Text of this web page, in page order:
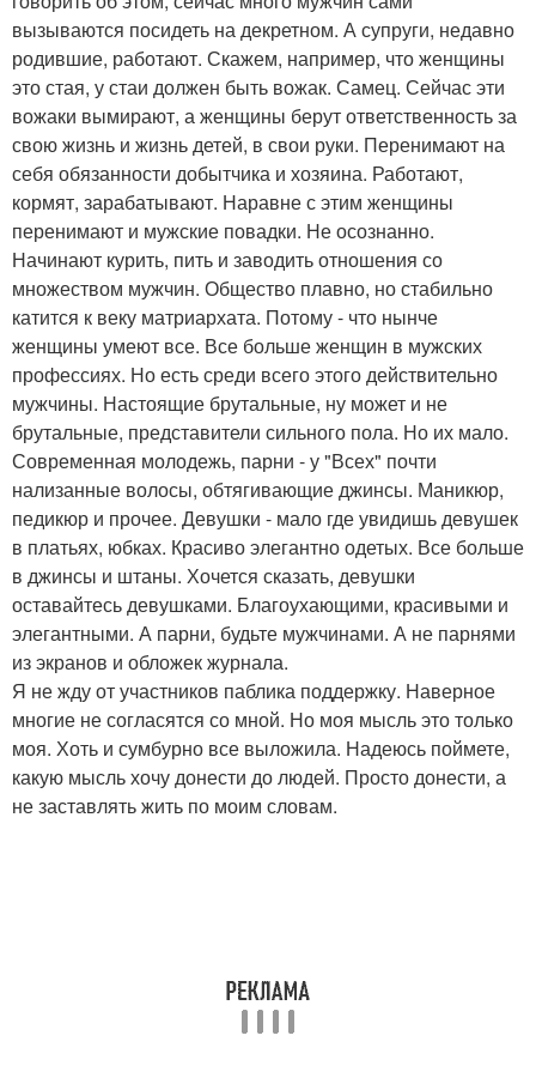
вызываются посидеть на декретном. А супруги, недавно
родившие, работают. Скажем, например, что женщины
это стая, у стаи должен быть вожак. Самец. Сейчас эти
вожаки вымирают, а женщины берут ответственность за
свою жизнь и жизнь детей, в свои руки. Перенимают на
себя обязанности добытчика и хозяина. Работают,
кормят, зарабатывают. Наравне с этим женщины
перенимают и мужские повадки. Не осознанно.
Начинают курить, пить и заводить отношения со
множеством мужчин. Общество плавно, но стабильно
катится к веку матриархата. Потому - что нынче
женщины умеют все. Все больше женщин в мужских
профессиях. Но есть среди всего этого действительно
мужчины. Настоящие брутальные, ну может и не
брутальные, представители сильного пола. Но их мало.
Современная молодежь, парни - у "Всех" почти
нализанные волосы, обтягивающие джинсы. Маникюр,
педикюр и прочее. Девушки - мало где увидишь девушек
в платьях, юбках. Красиво элегантно одетых. Все больше
в джинсы и штаны. Хочется сказать, девушки
оставайтесь девушками. Благоухающими, красивыми и
элегантными. А парни, будьте мужчинами. А не парнями
из экранов и обложек журнала.
Я не жду от участников паблика поддержку. Наверное
многие не согласятся со мной. Но моя мысль это только
моя. Хоть и сумбурно все выложила. Надеюсь поймете,
какую мысль хочу донести до людей. Просто донести, а
не заставлять жить по моим словам.